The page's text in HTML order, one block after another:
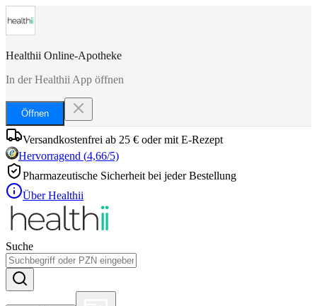
Healthii Online-Apotheke
In der Healthii App öffnen
Öffnen
Versandkostenfrei ab 25 € oder mit E-Rezept
Hervorragend (4,66/5)
Pharmazeutische Sicherheit bei jeder Bestellung
Über Healthii
Suche